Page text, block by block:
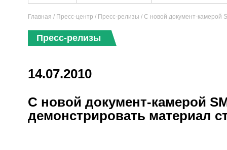
Главная / Пресс-центр / Пресс-релизы / С новой документ-камерой
Пресс-релизы
14.07.2010
С новой документ-камерой
демонстрировать материал